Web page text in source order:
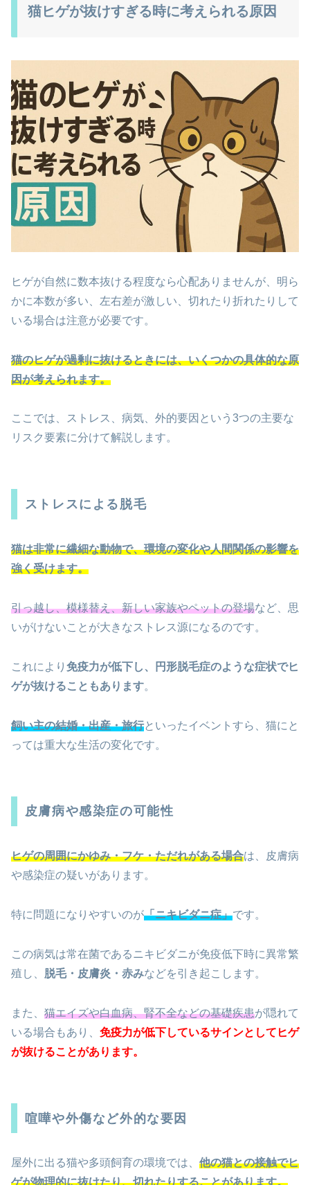
猫ヒゲが抜けすぎる時に考えられる原因
ヒゲが自然に数本抜ける程度なら心配ありませんが、明ら
かに本数が多い、左右差が激しい、切れたり折れたりして
いる場合は注意が必要です。
猫のヒゲが過剰に抜けるときには、いくつかの具体的な原
因が考えられます。
ここでは、ストレス、病気、外的要因という3つの主要な
リスク要素に分けて解説します。
ストレスによる脱毛
猫は非常に繊細な動物で、環境の変化や人間関係の影響を
強く受けます。
引っ越し、模様替え、新しい家族やペットの登場など、思
いがけないことが大きなストレス源になるのです。
これにより 免疫力が低下し、円形脱毛症のような症状でヒ
ゲが抜けることもあります。
飼い主の結婚・出産・旅行といったイベントすら、猫にと
っては重大な生活の変化です。
皮膚病や感染症の可能性
ヒゲの周囲にかゆみ・フケ・ただれがある場合は、皮膚病
や感染症の疑いがあります。
特に問題になりやすいのが「ニキビダニ症」です。
この病気は常在菌であるニキビダニが免疫低下時に異常繁
殖し、 脱毛・皮膚炎・赤みなどを引き起こします。
また、 猫エイズや白血病、腎不全などの基礎疾患が隠れて
いる場合もあり、 免疫力が低下しているサインとしてヒゲ
が抜けることがあります。
喧嘩や外傷など外的な要因
屋外に出る猫や多頭飼育の環境では、 他の猫との接触でヒ
ゲが物理的に抜けたり、切れたりすることがあります。